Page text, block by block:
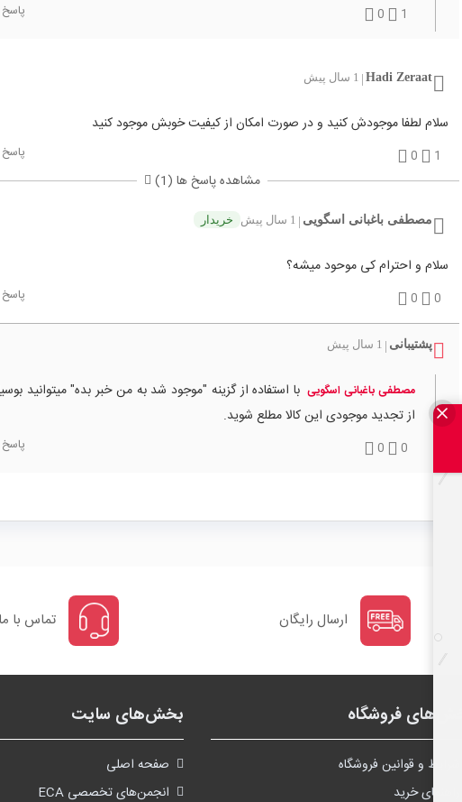
1
0 پاسخ
Hadi Zeraat 1 سال پیش
سلام لطفا موجودش کنید و در صورت امکان از کیفیت خوبش موجود کنید
1
0 پاسخ
مشاهده پاسخ ها (1)
مصطفی باغبانی اسگویی 1 سال پیش خریدار
سلام و احترام کی موحود میشه؟
0
0 پاسخ
پشتیبانی 1 سال پیش
مصطفی باغبانی اسگویی با استفاده از گزینه "موجود شد به من خبر بده" میتوانید
از تجدید موجودی این کالا مطلع شوید.
0
0 پاسخ
ارسال رایگان تماس با ما
بخش‌های فروشگاه
شرايط و قوانین فروشگاه
راهنمای خرید
بخش‌های سایت
صفحه اصلی
انجمن‌های تخصصی ECA